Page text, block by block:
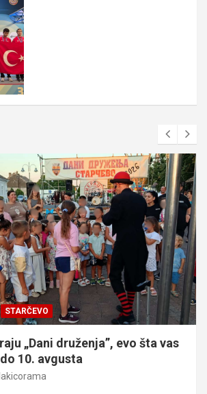
STARČEVO
„Dani druženja”, evo šta vas
10. avgusta